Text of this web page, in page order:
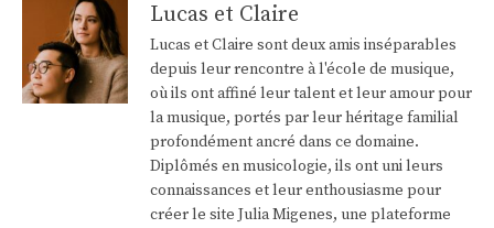
Lucas et Claire
Lucas et Claire sont deux amis inséparables
depuis leur rencontre à l'école de musique,
où ils ont affiné leur talent et leur amour pour
la musique, portés par leur héritage familial
profondément ancré dans ce domaine.
Diplômés en musicologie, ils ont uni leurs
connaissances et leur enthousiasme pour
créer le site Julia Migenes, une plateforme